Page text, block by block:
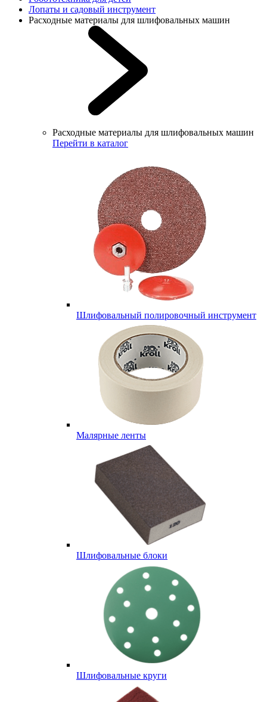
Лопаты и садовый инструмент
Расходные материалы для шлифовальных машин
Расходные материалы для шлифовальных машин
Перейти в каталог
Шлифовальный полировочный инструмент
Малярные ленты
Шлифовальные блоки
Шлифовальные круги